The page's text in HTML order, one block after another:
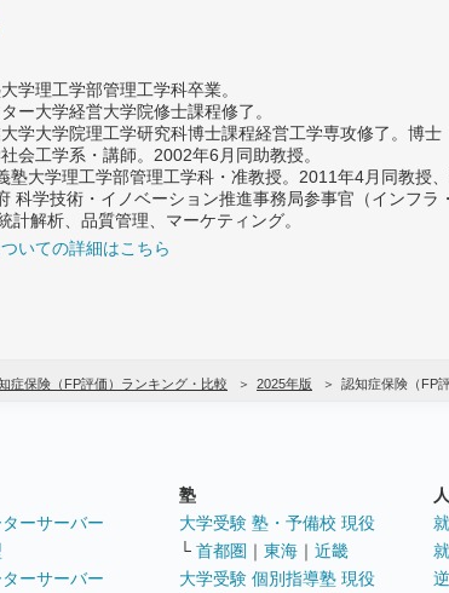
学理工学部管理工学科卒業。
ー大学経営大学院修士課程修了。
学大学院理工学研究科博士課程経営工学専攻修了。博士
会工学系・講師。2002年6月同助教授。
塾大学理工学部管理工学科・准教授。2011年4月同教授、
科学技術・イノベーション推進事務局参事官（インフラ
計解析、品質管理、マーケティング。
いての詳細はこちら
症保険（FP評価）ランキング・比較 2025年版 認知症保険（FP
ーサーバー
ーサーバー
塾
大学受験 塾・予備校 現役
└ 首都圏 ｜ 東海 ｜ 近畿
大学受験 個別指導塾 現役